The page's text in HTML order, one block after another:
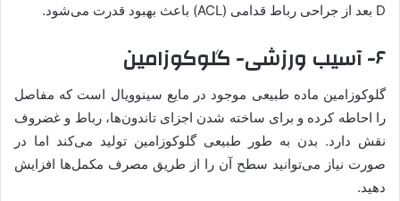
D بعد از جراحی رباط قدامی (ACL) باعث بهبود قدرت می‌شود.
۶- آسیب ورزشی- گلوکوزامین
گلوکوزامین ماده طبیعی موجود در مایع سینوویال است که مفاصل
را احاطه کرده و برای ساخته شدن اجزای تاندون‌ها، رباط و غضروف
نقش دارد. بدن به طور طبیعی گلوکوزامین تولید می‌کند اما در
صورت نیاز می‌توانید سطح آن را از طریق مصرف مکمل‌ها افزایش
دهید.